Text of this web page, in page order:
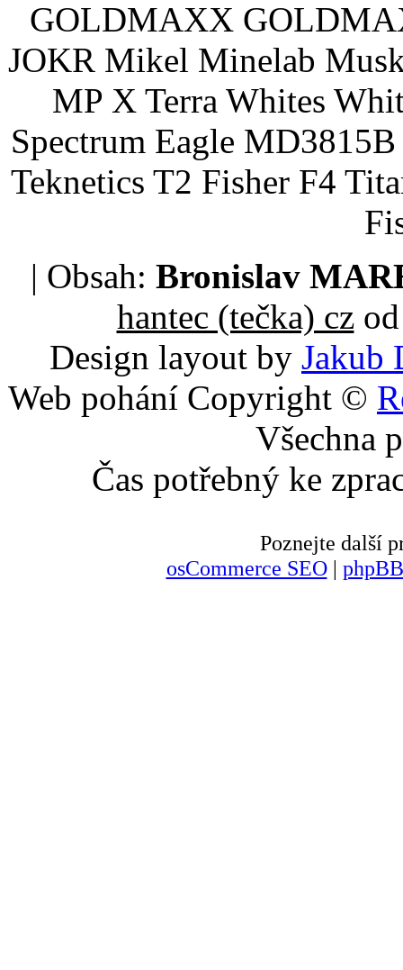
GOLDMAXX
JOKR Mikel Minelab
MP X Terra Whites
Spectrum Eagle
Teknetics T2 Fisher F4
| Obsah: Bronislav
hantec (tečka) czod
Design layout by Jakub
Web pohání Copyright ©
Všechna
Čas potřebný ke
Poznejte další
osCommerce SEO|